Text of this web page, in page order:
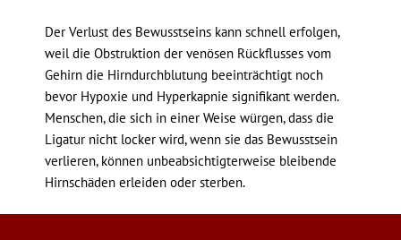
Der Verlust des Bewusstseins kann schnell erfolgen,
weil die Obstruktion der venösen Rückflusses vom
Gehirn die Hirndurchblutung beeinträchtigt noch
bevor Hypoxie und Hyperkapnie signifikant werden.
Menschen, die sich in einer Weise würgen, dass die
Ligatur nicht locker wird, wenn sie das Bewusstsein
verlieren, können unbeabsichtigterweise bleibende
Hirnschäden erleiden oder sterben.